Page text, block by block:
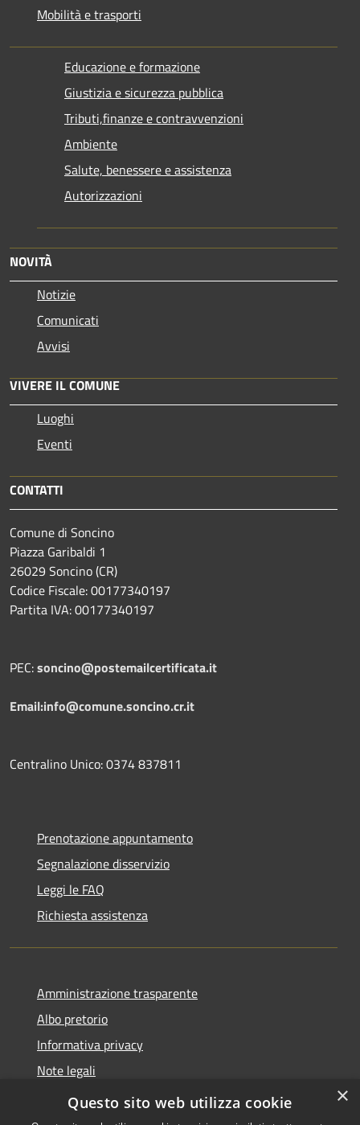
Mobilità e trasporti
Educazione e formazione
Giustizia e sicurezza pubblica
Tributi,finanze e contravvenzioni
Ambiente
Salute, benessere e assistenza
Autorizzazioni
NOVITÀ
Notizie
Comunicati
Avvisi
VIVERE IL COMUNE
Luoghi
Eventi
CONTATTI
Comune di Soncino
Piazza Garibaldi 1
26029 Soncino (CR)
Codice Fiscale: 00177340197
Partita IVA: 00177340197
PEC:soncino@postemailcertificata.it
Email:info@comune.soncino.cr.it
Centralino Unico: 0374 837811
Prenotazione appuntamento
Segnalazione disservizio
Leggi le FAQ
Richiesta assistenza
Amministrazione trasparente
Albo pretorio
Informativa privacy
Note legali
Dichiarazione di accessibilità
×
Questo sito web utilizza cookie